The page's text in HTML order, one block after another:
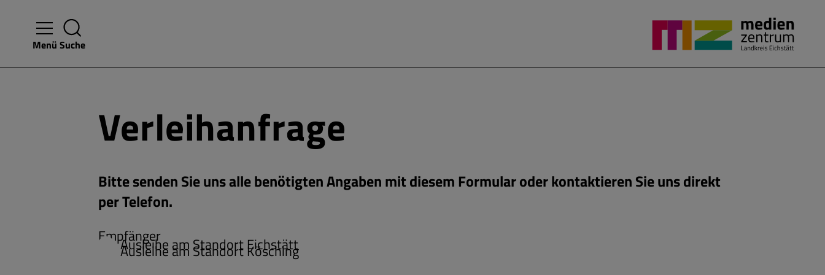
Menü Suche
Verleihanfrage
Bitte senden Sie uns alle benötigten Angaben mit diesem Formular oder kontaktieren Sie uns direkt
per Telefon.
Empfänger
Ausleihe am Standort Eichstätt
Ausleihe am Standort Kösching